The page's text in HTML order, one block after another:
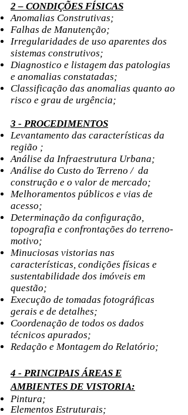
2 – CONDIÇÕES FÍSICAS
Anomalias Construtivas;
Falhas de Manutenção;
Irregularidades de uso aparentes dos
sistemas construtivos;
Diagnostico e listagem das patologias
e anomalias constatadas;
Classificação das anomalias quanto ao
risco e grau de urgência;
3 - PROCEDIMENTOS
Levantamento das características da
região ;
Análise da Infraestrutura Urbana;
Análise do Custo do Terreno / da
construção e o valor de mercado;
Melhoramentos públicos e vias de
acesso;
Determinação da configuração,
topografia e confrontações do terreno-
motivo;
Minuciosas vistorias nas
características, condições físicas e
sustentabilidade dos imóveis em
questão;
Execução de tomadas fotográficas
gerais e de detalhes;
Coordenação de todos os dados
técnicos apurados;
Redação e Montagem do Relatório;
4 - PRINCIPAIS ÁREAS E
AMBIENTES DE VISTORIA:
Pintura;
Elementos Estruturais;